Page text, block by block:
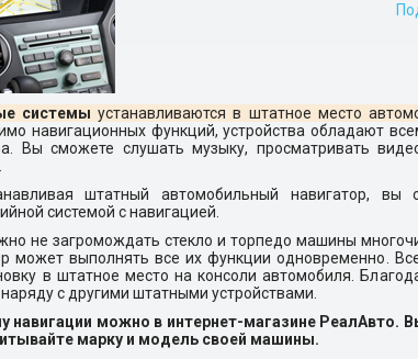
системы устанавливаются в штатное место
навигационных функций, устройства обладают
Вы сможете слушать музыку, просматривать
штатный автомобильный навигатор, вы
системой с навигацией.
не загромождать стекло и торпедо машины
может выполнять все их функции одновременно.
в штатное место на консоли автомобиля.
с другими штатными устройствами.
навигации можно в интернет-магазине РеалАвто.
марку и модель своей машины.